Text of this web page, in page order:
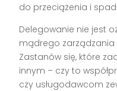
do przeciążenia i
Delegowanie nie jest
mądrego zarządzania
Zastanów się, które
innym – czy to
czy usługodawcom